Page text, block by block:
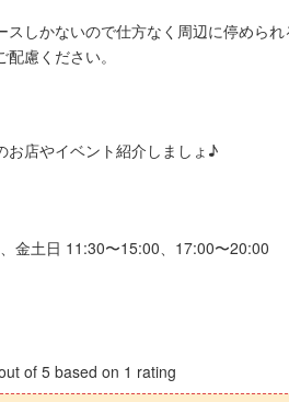
スしかないので仕方なく周辺に停めら
慮ください。
お店やイベント紹介しましょ♪
金土日 11:30〜15:00、17:00〜20:00
of5 based on 1 rating